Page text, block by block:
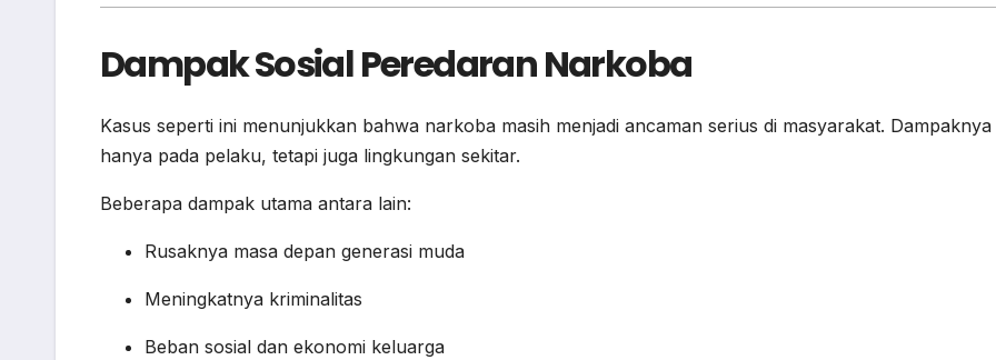
Dampak Sosial Peredaran Narkoba
Kasus seperti ini menunjukkan bahwa narkoba masih menjadi ancaman serius di masyarakat. Dampaknya
hanya pada pelaku, tetapi juga lingkungan sekitar.
Beberapa dampak utama antara lain:
Rusaknya masa depan generasi muda
Meningkatnya kriminalitas
Beban sosial dan ekonomi keluarga